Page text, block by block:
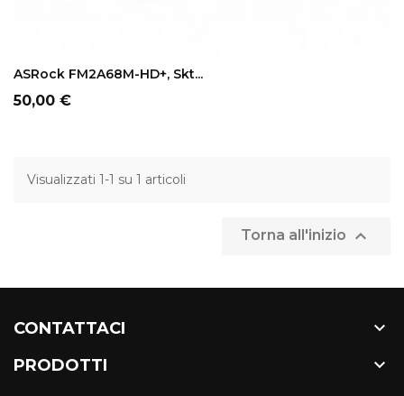
ASRock FM2A68M-HD+, Skt...
Prezzo
50,00 €
Visualizzati 1-1 su 1 articoli
Torna all'inizio 
CONTATTACI 
PRODOTTI 